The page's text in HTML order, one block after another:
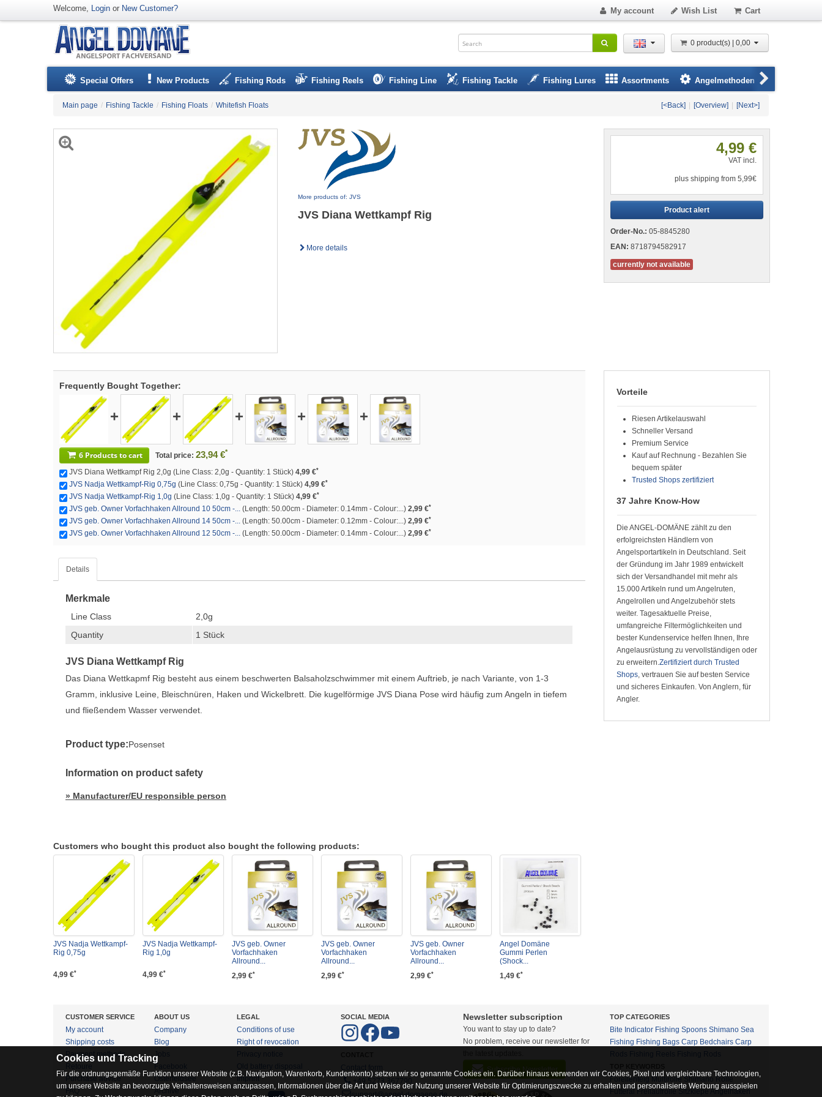
Welcome, Login or New Customer? My account Wish List Cart
0 product(s) | 0,00
Special Offers New Products Fishing Rods Fishing Reels Fishing Line Fishing Tackle Fishing Lures Assortments Angelmethoden
Main page / Fishing Tackle / Fishing Floats / Whitefish Floats [<Back] [Overview] [Next>]
More products of: JVS
JVS Diana Wettkampf Rig
More details
4,99 €
VAT incl.
plus shipping from 5,99€
Product alert
Order-No.: 05-8845280
EAN: 8718794582917
currently not available
Frequently Bought Together:
+ + + + +
6 Products to cart Total price: 23,94 €*
JVS Diana Wettkampf Rig 2,0g (Line Class: 2,0g - Quantity: 1 Stück) 4,99 €*
JVS Nadja Wettkampf-Rig 0,75g (Line Class: 0,75g - Quantity: 1 Stück) 4,99 €*
JVS Nadja Wettkampf-Rig 1,0g (Line Class: 1,0g - Quantity: 1 Stück) 4,99 €*
JVS geb. Owner Vorfachhaken Allround 10 50cm -... (Length: 50.00cm - Diameter: 0.14mm - Colour:...) 2,99 €*
JVS geb. Owner Vorfachhaken Allround 14 50cm -... (Length: 50.00cm - Diameter: 0.12mm - Colour:...) 2,99 €*
JVS geb. Owner Vorfachhaken Allround 12 50cm -... (Length: 50.00cm - Diameter: 0.14mm - Colour:...) 2,99 €*
Details
Merkmale
Line Class
2,0g
Quantity
1 Stück
JVS Diana Wettkampf Rig
Das Diana Wettkapmf Rig besteht aus einem beschwerten Balsaholzschwimmer mit einem Auftrieb, je nach Variante, von 1-3
Gramm, inklusive Leine, Bleischnüren, Haken und Wickelbrett. Die kugelförmige JVS Diana Pose wird häufig zum Angeln in tiefem
und fließendem Wasser verwendet.
Product type:Posenset
Information on product safety
» Manufacturer/EU responsible person
Vorteile
Riesen Artikelauswahl
Schneller Versand
Premium Service
Kauf auf Rechnung - Bezahlen Sie
bequem später
Trusted Shops zertifiziert
37 Jahre Know-How
Die ANGEL-DOMÄNE zählt zu den
erfolgreichsten Händlern von
Angelsportartikeln in Deutschland. Seit
der Gründung im Jahr 1989 entwickelt
sich der Versandhandel mit mehr als
15.000 Artikeln rund um Angelruten,
Angelrollen und Angelzubehör stets
weiter. Tagesaktuelle Preise,
umfangreiche Filtermöglichkeiten und
bester Kundenservice helfen Ihnen, Ihre
Angelausrüstung zu vervollständigen oder
zu erweitern.Zertifiziert durch Trusted
Shops, vertrauen Sie auf besten Service
und sicheres Einkaufen. Von Anglern, für
Angler.
Customers who bought this product also bought the following products:
JVS Nadja Wettkampf-
Rig 0,75g
4,99 €*
JVS Nadja Wettkampf-
Rig 1,0g
4,99 €*
JVS geb. Owner
Vorfachhaken
Allround...
2,99 €*
JVS geb. Owner
Vorfachhaken
Allround...
2,99 €*
JVS geb. Owner
Vorfachhaken
Allround...
2,99 €*
Angel Domäne
Gummi Perlen
(Shock...
1,49 €*
CUSTOMER SERVICE
My account
Shipping costs
Payment methods
Purchase advice
FAQ
ABOUT US
Company
Blog
Jobs
Osterfeldsee
Archive
LEGAL
Conditions of use
Right of revocation
Imprint
SOCIAL MEDIA
+49 5273 367790
support@angel-domaene.de
Newsletter subscription
You want to stay up to date?
No problem, receive our newsletter for
Subscribe Newsletter
TOP CATEGORIES
Bite Indicator Fishing Spoons Shimano Sea
Fishing Fishing Bags Carp Bedchairs Carp
Forellenteig Multirolle
Freilaufrolle Angelhaken
Cookies und Tracking
Für die ordnungsgemäße Funktion unserer Website (z.B. Navigation, Warenkorb, Kundenkonto) setzen wir so genannte Cookies ein. Darüber hinaus verwenden wir Cookies, Pixel und vergleichbare Technologien,
um unsere Website an bevorzugte Verhaltensweisen anzupassen, Informationen über die Art und Weise der Nutzung unserer Website für Optimierungszwecke zu erhalten und personalisierte Werbung ausspielen